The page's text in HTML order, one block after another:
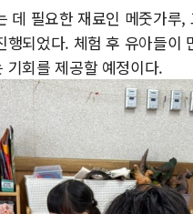
데 필요한 재료인 메줏가루
되었다. 체험 후 유아들이
회를 제공할 예정이다.